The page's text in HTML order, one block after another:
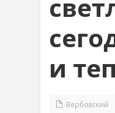
и
Вербовский